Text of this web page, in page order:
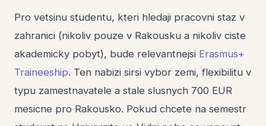
Pro vetsinu studentu, kteri hledaji pracovni staz v
zahranici (nikoliv pouze v Rakousku a nikoliv ciste
akademicky pobyt), bude relevantnejsi Erasmus+
Traineeship. Ten nabizi sirsi vybor zemi, flexibilitu v
typu zamestnavatele a stale slusnych 700 EUR
mesicne pro Rakousko. Pokud chcete na semestr